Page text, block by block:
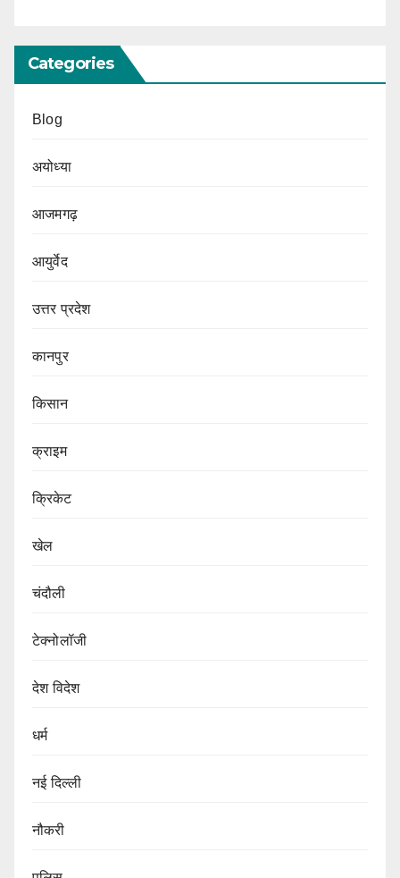
Categories
Blog
अयोध्या
आजमगढ़
आयुर्वेद
उत्तर प्रदेश
कानपुर
किसान
क्राइम
क्रिकेट
खेल
चंदौली
टेक्नोलॉजी
देश विदेश
धर्म
नई दिल्ली
नौकरी